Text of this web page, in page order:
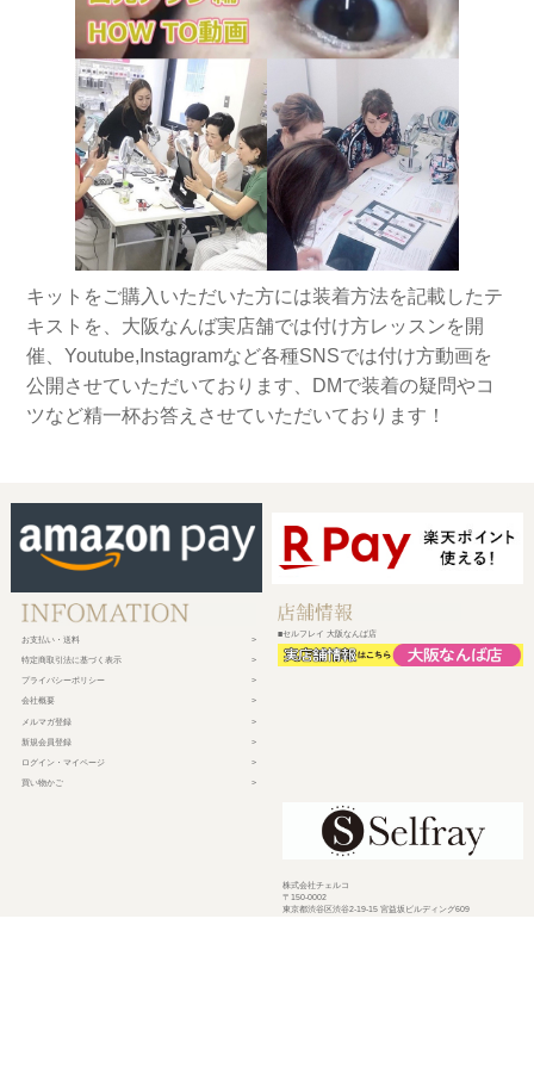
キットをご購入いただいた方には装着方法を記載したテ
キストを、大阪なんば実店舗では付け方レッスンを開
催、Youtube,Instagramなど各種SNSでは付け方動画を
公開させていただいております、DMで装着の疑問やコ
ツなど精一杯お答えさせていただいております！
お支払い・送料
特定商取引法に基づく表示
プライバシーポリシー
会社概要
メルマガ登録
新規会員登録
ログイン・マイページ
買い物かご
■セルフレイ 大阪なんば店
株式会社チェルコ
〒150-0002
東京都渋谷区渋谷2-19-15 宮益坂ビルディング609